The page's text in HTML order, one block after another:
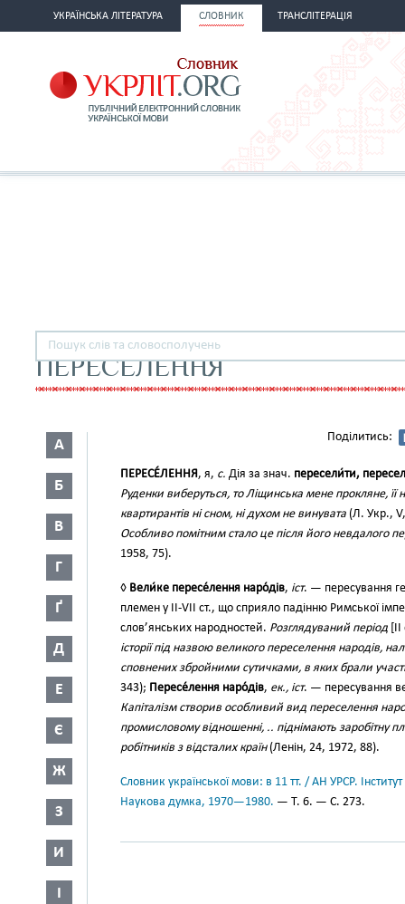
УКРАЇНСЬКА ЛІТЕРАТУРА СЛОВНИК ТРАНСЛІТЕРАЦІЯ
ПЕРЕСЕЛЕННЯ
А
Б
В
Г
Ґ
Д
Е
Є
Ж
З
И
І
Поділитись:
ПЕРЕСЕ́ЛЕННЯ, я, с. Дія за знач. пересели́ти,
Руденки виберуться, то Ліщинська мене прокляне, її
квартирантів ні сном, ні духом не винувата (Л. Укр.,
Особливо помітним стало це після його невдалого
1958, 75).
◊ Вели́ке пересе́лення наро́дів, іст. — пересування
племен у II-VII ст., що сприяло падінню Римської
слов’янських народностей. Розглядуваний період
історії під назвою великого переселення народів,
сповнених збройними сутичками, в яких брали участь
343); Пересе́лення наро́дів, ек., іст. — пересування
Капіталізм створив особливий вид переселення
промисловому відношенні, .. піднімають заробітну
робітників з відсталих країн(Ленін, 24, 1972, 88).
Словник української мови: в 11 тт. / АН УРСР.
Наукова думка, 1970—1980. — Т. 6. — С. 273.